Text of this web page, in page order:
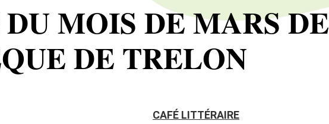
MOIS DE MARS
DE TRELON
CAFÉ LITTÉRAIRE